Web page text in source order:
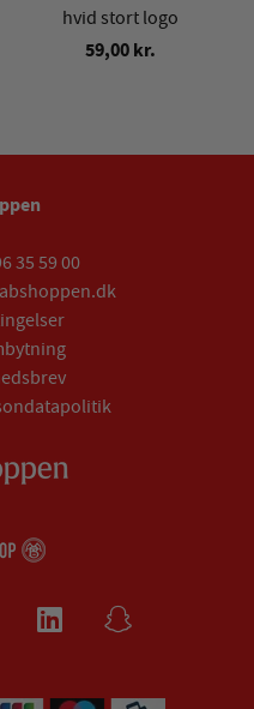
hvid stort logo
59,00 kr.
35 59 00